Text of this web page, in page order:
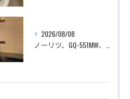
2026/08/08